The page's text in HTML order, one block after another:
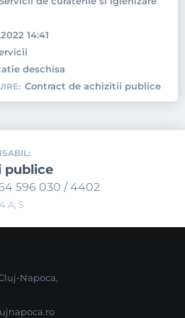
14:41
deschisa
Contract de achizitii publice
publice
596 030 / 4402
A, 5
Napoca,